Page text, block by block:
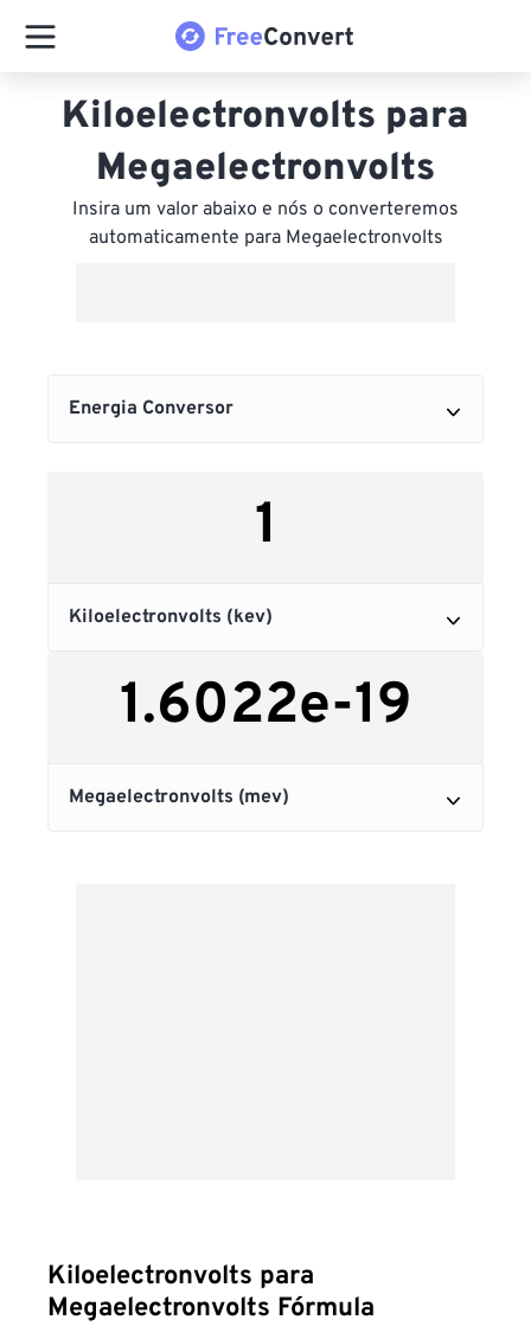
Kiloelectronvolts para
Megaelectronvolts
Insira um valor abaixo e nós o converteremos
automaticamente para Megaelectronvolts
Kiloelectronvolts para
Megaelectronvolts Fórmula